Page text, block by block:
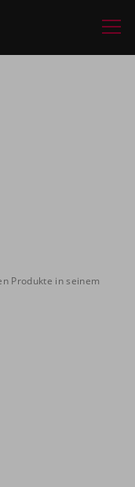
Produkte in seinem